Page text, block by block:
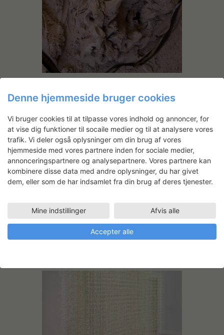
Denne hjemmeside bruger cookies
Vi bruger cookies til at tilpasse vores indhold og annoncer, for
at vise dig funktioner til socaile medier og til at analysere vores
trafik. Vi deler også oplysninger om din brug af vores
hjemmeside med vores partnere inden for sociale medier,
annonceringspartnere og analysepartnere. Vores partnere kan
kombinere disse data med andre oplysninger, du har givet
dem, eller som de har indsamlet fra din brug af deres tjenester.
Mine indstillinger Afvis alle
Accepter alle